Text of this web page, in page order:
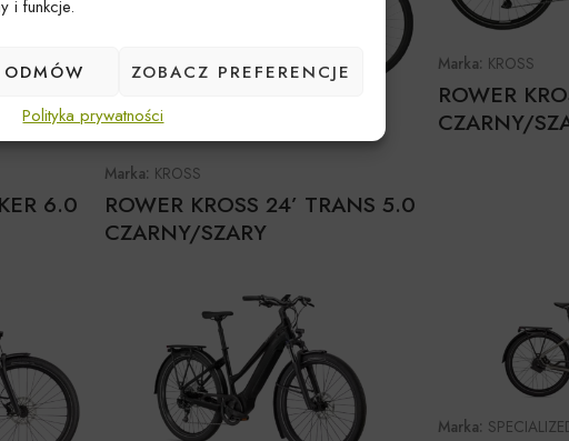
i funkcje.
ODMÓW
ZOBACZ PREFERENCJE
Polityka prywatności
6.0
Marka: KROSS
ROWER KROSS 24’ TRANS 5.0
CZARNY/SZARY
Marka: KROSS
ROWER
CZARNY/
Marka: